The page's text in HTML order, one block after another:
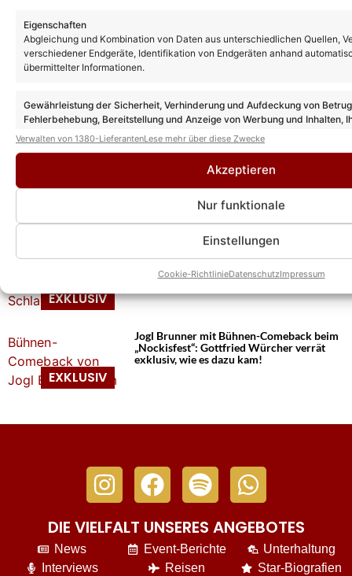
Eigenschaften
Abgleichung und Kombination von Daten aus unterschiedlichen Quellen,
verschiedener Endgeräte, Identifikation von Endgeräten anhand
übermittelter Informationen.
Gewährleistung der Sicherheit, Verhinderung und Aufdeckung von
Fehlerbehebung, Bereitstellung und Anzeige von Werbung und Inhalten,
Entscheidungen zum Datenschutz speichern und übermitteln.
Verwalten von 1380-LieferantenLese mehr über diese Zwecke
Akzeptieren
Nur funktionale
Einstellungen
Cookie-RichtlinieDatenschutzImpressum
verrät exklusiv: So konnten sie Ireen Sheer
für ihr Nockisfest gewinnen!
Nockis: Gottfried Würcher verrät erste
Details zum neuen Album „Eins“: Darüber
freut auch er sich besonders!
Nockis: Gottfried Würcher bricht Lanze
für oft verpönten Schlager – „Roy Black ist
das beste Beispiel“
Jogl Brunner mit Bühnen-Comeback beim
„Nockisfest“: Gottfried Würcher verrät
exklusiv, wie es dazu kam!
DIE VIELFALT UNSERES ANGEBOTES
News
Interviews
Event-Berichte
Reisen
Unterhaltung
Star-Biografien